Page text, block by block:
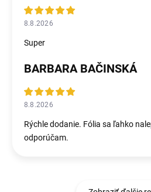
8.8.2026
Super
BARBARA BAČINSKÁ
8.8.2026
Rýchle dodanie. Fólia sa ľahko
odporúčam.